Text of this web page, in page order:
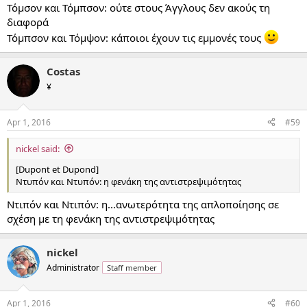
Thomson and Thompsonin English and Indonesian
Citserono and Tsicerono
in Esperanto
Schultze and Schulze
Clodius and Claudiusin Latin
Tajniak and Jawniakin Polish
Hernández and Fernández
Galician and Asturian
Skapti and Skafti
Johns and Jones
Zigue and Zague
In some languages, like Greek, Japanese and Persian, the French
forms are more directly adapted, using local orthographic
ambiguities:
In Chinese
Doo-bong and Doo-bong
orDù Bāng and Dù Bāng(杜邦 and 杜帮, or
杜邦 and 杜幫 in Traditional Chinese), or
Du Bang and Du Pang (杜邦 and 杜庞)
Ntypón and Ntipón
ˈpon])
Dyupon and Dyubon
in Japanese (デュポン and デュボン)
Doupont and Douponṭ
Dwipong and Dwippong
Τόμσον και Τόμπσον: ούτε στους Άγγλους δεν ακούς τη
διαφορά
Τόμπσον και Τόμψον: κάποιοι έχουν τις εμμονές τους
Costas
¥
Apr 1, 2016 #59
nickel said:
[Dupont et Dupond]
Ντυπόν και Ντυπόν: η φενάκη της αντιστρεψιμότητας
Ντιπόν και Ντιπόν: η...ανωτερότητα της απλοποίησης σε
σχέση με τη φενάκη της αντιστρεψιμότητας
nickel
Administrator Staff member
Apr 1, 2016 #60